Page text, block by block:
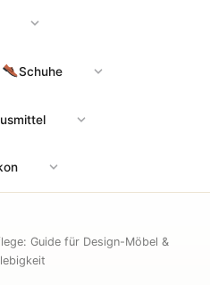
Schuhe
Guide für Design-Möbel &